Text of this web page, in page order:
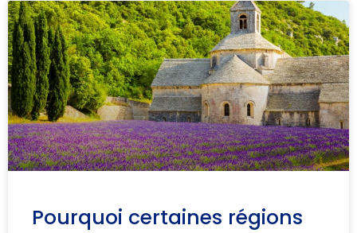
Pourquoi certaines régions